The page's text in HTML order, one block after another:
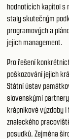
hodnotících kapitol s
staly skutečným
programových a
jejich management.
Pro řešení
poškozování jejich
Státní ústav
slovenskými
krápníkové výzdoby
znaleckého
posudků. Zejména